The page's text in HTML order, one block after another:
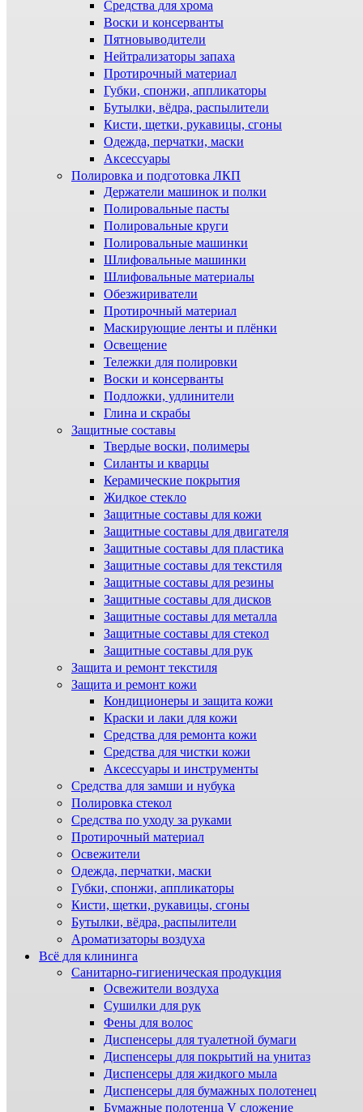
Средства для хрома
Воски и консерванты
Пятновыводители
Нейтрализаторы запаха
Протирочный материал
Губки, спонжи, аппликаторы
Бутылки, вёдра, распылители
Кисти, щетки, рукавицы, сгоны
Одежда, перчатки, маски
Аксессуары
Полировка и подготовка ЛКП
Держатели машинок и полки
Полировальные пасты
Полировальные круги
Полировальные машинки
Шлифовальные машинки
Шлифовальные материалы
Обезжириватели
Протирочный материал
Маскирующие ленты и плёнки
Освещение
Тележки для полировки
Воски и консерванты
Подложки, удлинители
Глина и скрабы
Защитные составы
Твердые воски, полимеры
Силанты и кварцы
Керамические покрытия
Жидкое стекло
Защитные составы для кожи
Защитные составы для двигателя
Защитные составы для пластика
Защитные составы для текстиля
Защитные составы для резины
Защитные составы для дисков
Защитные составы для металла
Защитные составы для стекол
Защитные составы для рук
Защита и ремонт текстиля
Защита и ремонт кожи
Кондиционеры и защита кожи
Краски и лаки для кожи
Средства для ремонта кожи
Средства для чистки кожи
Аксессуары и инструменты
Средства для замши и нубука
Полировка стекол
Средства по уходу за руками
Протирочный материал
Освежители
Одежда, перчатки, маски
Губки, спонжи, аппликаторы
Кисти, щетки, рукавицы, сгоны
Бутылки, вёдра, распылители
Ароматизаторы воздуха
Всё для клининга
Санитарно-гигиеническая продукция
Освежители воздуха
Сушилки для рук
Фены для волос
Диспенсеры для туалетной бумаги
Диспенсеры для покрытий на унитаз
Диспенсеры для жидкого мыла
Диспенсеры для бумажных полотенец
Бумажные полотенца V сложение